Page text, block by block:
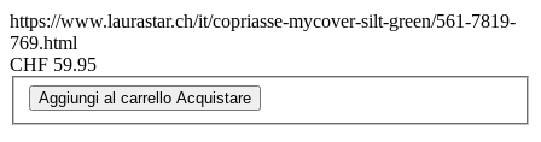
https://www.laurastar.ch/it/copriasse-mycover-silt-green/561-7819-
769.html
CHF 59.95
Aggiungi al carrello Acquistare